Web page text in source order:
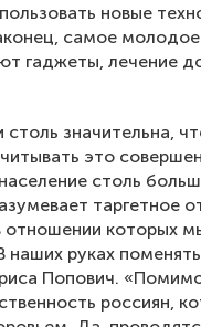
новые
самое
гаджеты, лечение
значительна,
это
столь
таргетное
отношении которых
наших руках
Попович.
россиян,